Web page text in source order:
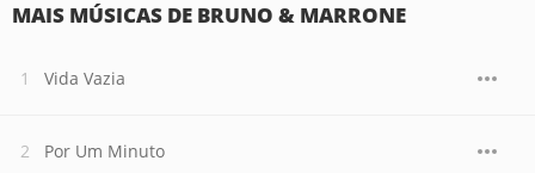
MAIS MÚSICAS DE BRUNO & MARRONE
Vida Vazia
Por Um Minuto